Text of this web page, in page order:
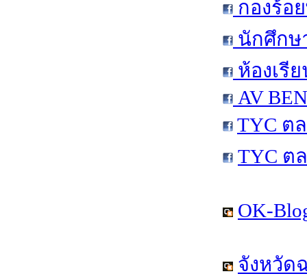
กองร้อ
นักศึกษ
ห้องเรี
AV
TYC ต
TYC ต
OK-
จังหวัด